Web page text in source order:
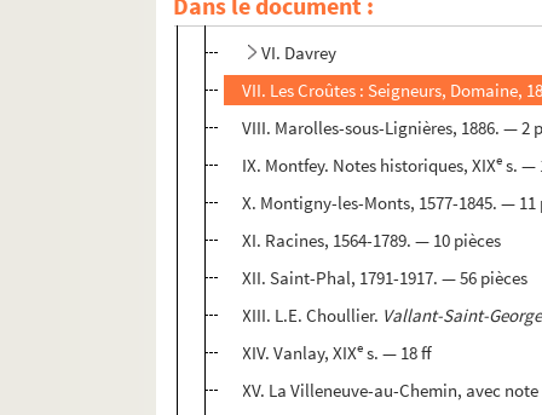
V. Courtaoult, XIX
VI. Davrey
VII. Les Croûtes : Seigneurs, Domaine,
VIII. Marolles-sous-Lignières, 1886. — 2
IX. Montfey. Notes historiques, XIXe s. —
X. Montigny-les-Monts, 1577-1845. — 11
XI. Racines, 1564-1789. — 10 pièces
XII. Saint-Phal, 1791-1917. — 56 pièces
XIII. L.E. Choullier. Vallant-Saint-
XIV. Vanlay, XIXe s. — 18 ff
XV. La Villeneuve-au-Chemin, avec